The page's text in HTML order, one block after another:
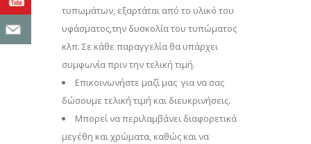
τυπωμάτων, εξαρτάται από το υλικό του
υφάσματος,την δυσκολία του τυπώματος
κλπ. Σε κάθε παραγγελία θα υπάρχει
συμφωνία πριν την τελική τιμή.
Επικοινωνήστε μαζί μας για να σας
δώσουμε τελική τιμή και διευκρινήσεις.
Μπορεί να περιλαμβάνει διαφορετικά
μεγέθη και χρώματα, καθώς και να